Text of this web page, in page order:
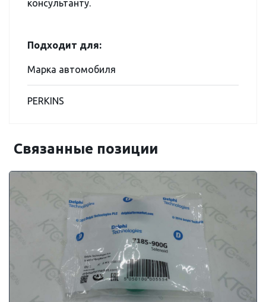
консультанту.
Подходит для:
Марка автомобиля
PERKINS
Связанные позиции